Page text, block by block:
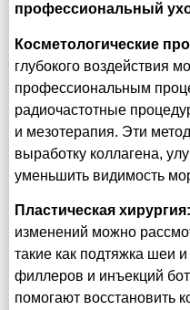
профессиональный
Косметологические
глубокого воздействия
профессиональным
радиочастотные
и мезотерапия. Эти
выработку коллагена,
уменьшить видимость
Пластическая хирургия:
изменений можно
такие как подтяжка шеи
филлеров и инъекций
помогают восстановить